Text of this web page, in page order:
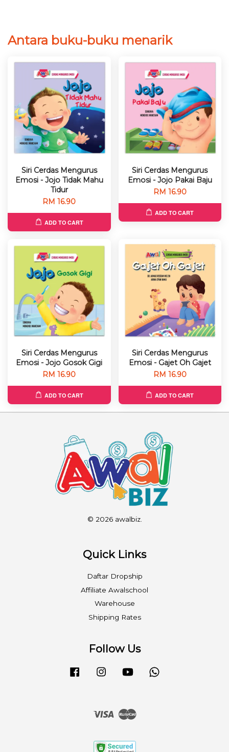
Antara buku-buku menarik
Siri Cerdas Mengurus
Emosi - Jojo Tidak Mahu
Tidur
RM 16.90
ADD TO CART
Siri Cerdas Mengurus
Emosi - Jojo Pakai Baju
RM 16.90
ADD TO CART
Siri Cerdas Mengurus
Emosi - Jojo Gosok Gigi
RM 16.90
ADD TO CART
Siri Cerdas Mengurus
Emosi - Gajet Oh Gajet
RM 16.90
ADD TO CART
© 2026 awalbiz.
Quick Links
Daftar Dropship
Affiliate Awalschool
Warehouse
Shipping Rates
Follow Us
FacebookInstagramYouTube
Visa Master